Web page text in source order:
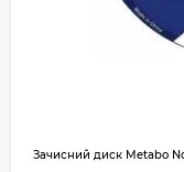
Зачисний диск Metabo